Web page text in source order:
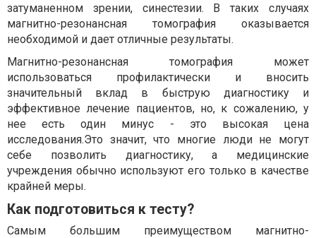
затуманенном зрении, синестезии. В таких случаях
магнитно-резонансная томография оказывается
необходимой и дает отличные результаты.
Магнитно-резонансная томография может
использоваться профилактически и вносить
значительный вклад в быструю диагностику и
эффективное лечение пациентов, но, к сожалению, у
нее есть один минус - это высокая цена
исследования.Это значит, что многие люди не могут
себе позволить диагностику, а медицинские
учреждения обычно используют его только в качестве
крайней меры.
Как подготовиться к тесту?
Самым большим преимуществом магнитно-